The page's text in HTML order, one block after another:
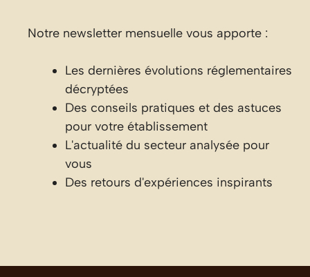
Notre newsletter mensuelle vous apporte :
Les dernières évolutions réglementaires
décryptées
Des conseils pratiques et des astuces
pour votre établissement
L'actualité du secteur analysée pour
vous
Des retours d'expériences inspirants